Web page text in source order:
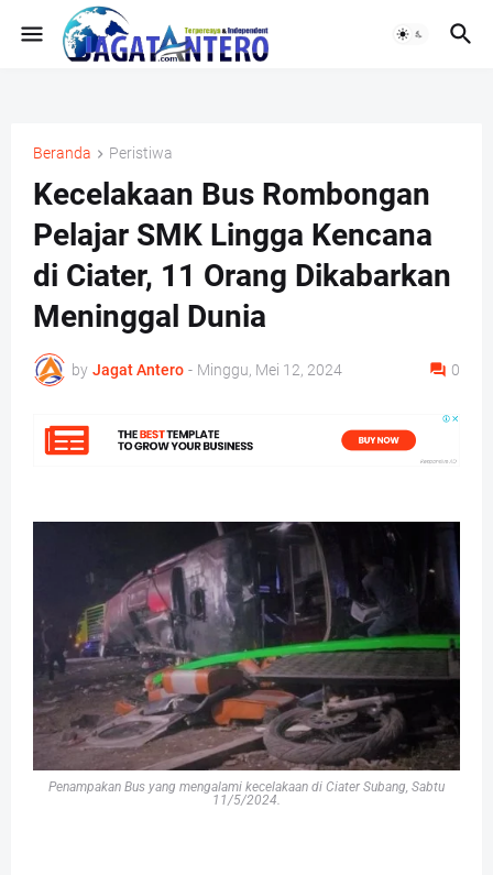
Beranda Peristiwa
Kecelakaan Bus Rombongan
Pelajar SMK Lingga Kencana
di Ciater, 11 Orang Dikabarkan
Meninggal Dunia
by Jagat Antero - Minggu, Mei 12, 2024 0
Penampakan Bus yang mengalami kecelakaan di Ciater Subang, Sabtu
11/5/2024.